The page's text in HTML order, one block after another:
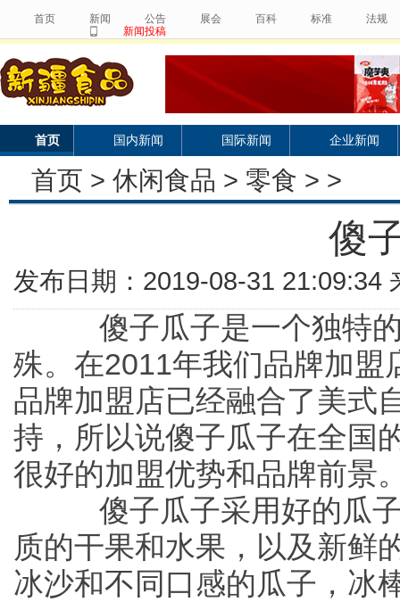
首页 新闻 公告 展会 百科 标准
法规
新闻投稿
首页 国内新闻 国际新闻 企业新闻
首页 > 休闲食品 > 零食 > >
傻
发布日期：2019-08-31 21:09:34
傻子瓜子是一个独特的
殊。在2011年我们品牌加盟
品牌加盟店已经融合了美式
持，所以说傻子瓜子在全国
很好的加盟优势和品牌前景
傻子瓜子采用好的瓜子
质的干果和水果，以及新鲜
冰沙和不同口感的瓜子，冰